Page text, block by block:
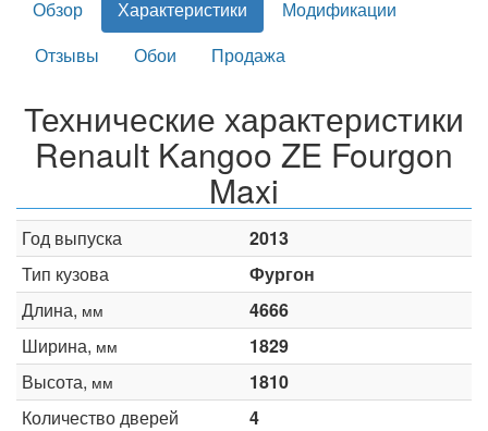
Обзор Характеристики
Модификации
Отзывы
Обои Продажа
Технические характеристики
Renault Kangoo ZE Fourgon
Maxi
Год выпуска
2013
Тип кузова
Фургон
Длина, мм
4666
Ширина, мм
1829
Высота, мм
1810
Количество дверей
4